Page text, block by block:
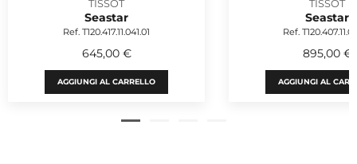
TISSOT
Seastar
Ref. T120.417.11.041.01
645,00 €
AGGIUNGI AL CARRELLO
TISSOT
Seastar
Ref.
895,00 €
AGGIUNGI AL